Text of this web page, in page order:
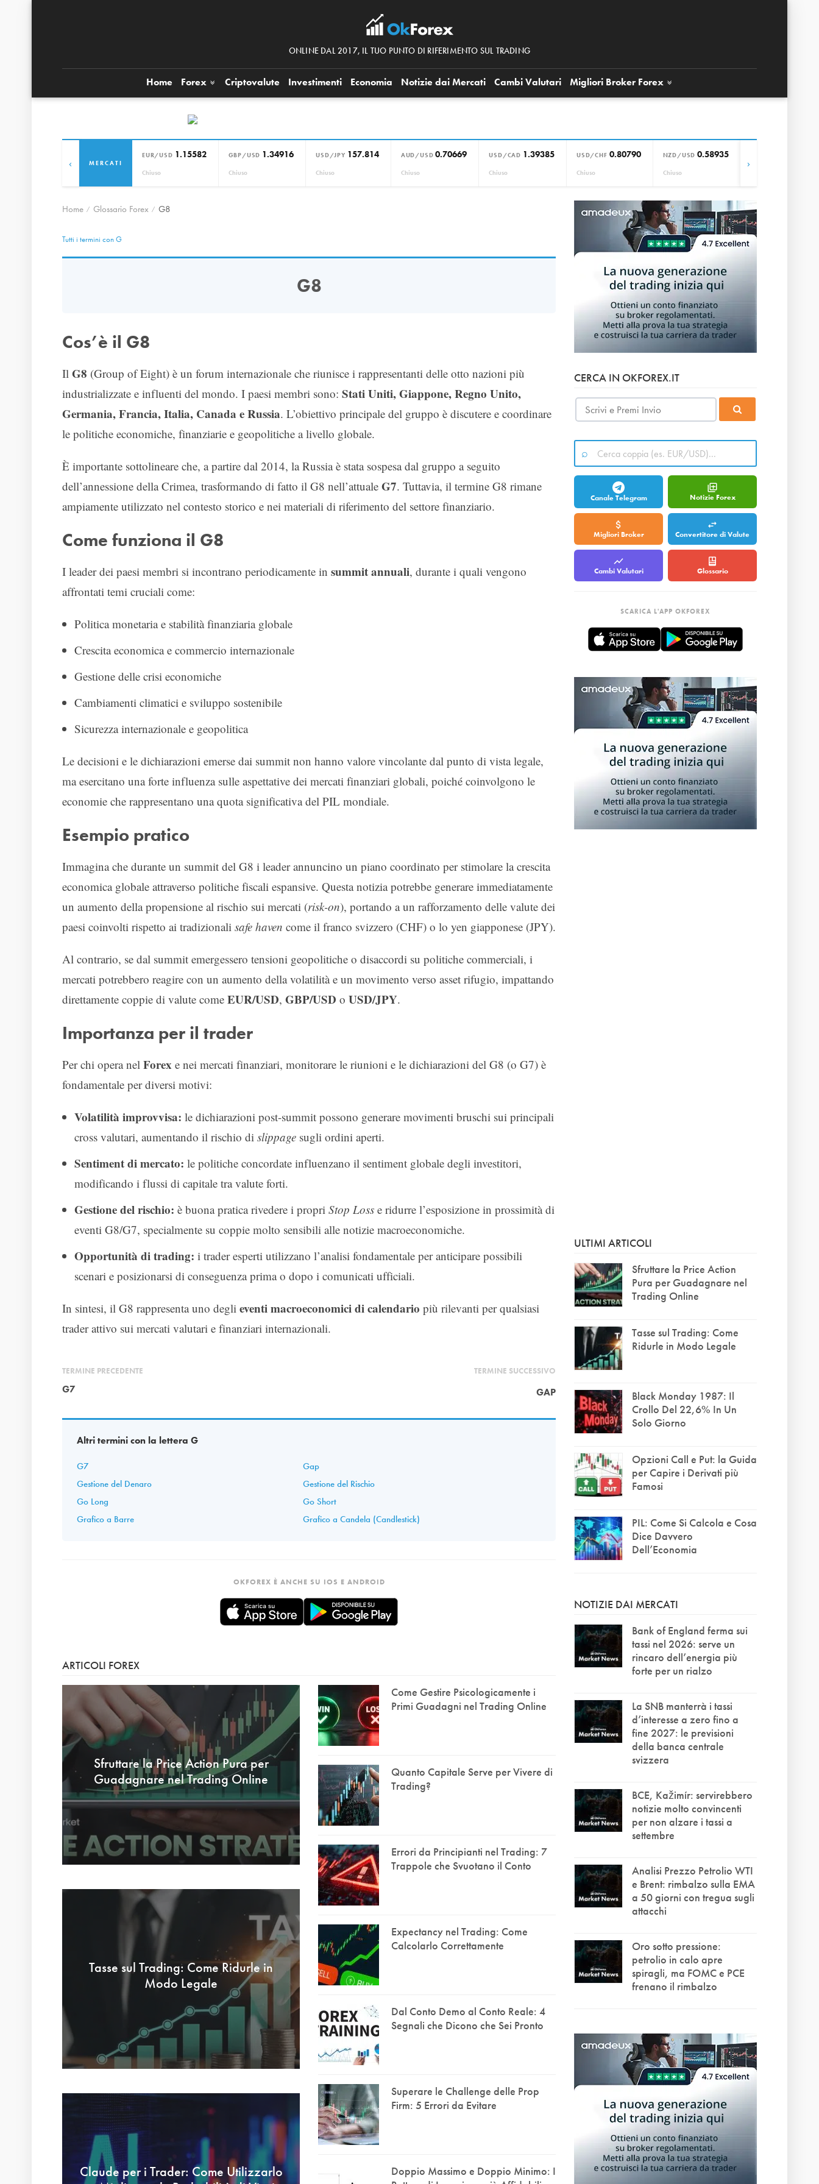
ONLINE DAL 2017, IL TUO PUNTO DI RIFERIMENTO SUL TRADING
Home Forex Criptovalute Investimenti Economia Notizie dai Mercati Cambi Valutari Migliori Broker Forex
MERCATI
EUR/USD 1.15582
Chiuso
GBP/USD 1.34916
Chiuso
USD/JPY 157.814
Chiuso
AUD/USD 0.70669
Chiuso
USD/CAD 1.39385
Chiuso
USD/CHF 0.80790
Chiuso
NZD/USD 0.58935
Chiuso
‹ ›
Home Glossario Forex G8
Tutti i termini con G
G8
Cos’è il G8
Il G8 (Group of Eight) è un forum internazionale che riunisce i rappresentanti delle otto nazioni più
industrializzate e influenti del mondo. I paesi membri sono: Stati Uniti, Giappone, Regno Unito,
Germania, Francia, Italia, Canada e Russia. L’obiettivo principale del gruppo è discutere e coordinare
le politiche economiche, finanziarie e geopolitiche a livello globale.
È importante sottolineare che, a partire dal 2014, la Russia è stata sospesa dal gruppo a seguito
dell’annessione della Crimea, trasformando di fatto il G8 nell’attuale G7. Tuttavia, il termine G8 rimane
ampiamente utilizzato nel contesto storico e nei materiali di riferimento del settore finanziario.
Come funziona il G8
I leader dei paesi membri si incontrano periodicamente in summit annuali, durante i quali vengono
affrontati temi cruciali come:
Politica monetaria e stabilità finanziaria globale
Crescita economica e commercio internazionale
Gestione delle crisi economiche
Cambiamenti climatici e sviluppo sostenibile
Sicurezza internazionale e geopolitica
Le decisioni e le dichiarazioni emerse dai summit non hanno valore vincolante dal punto di vista legale,
ma esercitano una forte influenza sulle aspettative dei mercati finanziari globali, poiché coinvolgono le
economie che rappresentano una quota significativa del PIL mondiale.
Esempio pratico
Immagina che durante un summit del G8 i leader annuncino un piano coordinato per stimolare la crescita
economica globale attraverso politiche fiscali espansive. Questa notizia potrebbe generare immediatamente
un aumento della propensione al rischio sui mercati (risk-on), portando a un rafforzamento delle valute dei
paesi coinvolti rispetto ai tradizionali safe haven come il franco svizzero (CHF) o lo yen giapponese (JPY).
Al contrario, se dal summit emergessero tensioni geopolitiche o disaccordi su politiche commerciali, i
mercati potrebbero reagire con un aumento della volatilità e un movimento verso asset rifugio, impattando
direttamente coppie di valute come EUR/USD, GBP/USD o USD/JPY.
Importanza per il trader
Per chi opera nel Forex e nei mercati finanziari, monitorare le riunioni e le dichiarazioni del G8 (o G7) è
fondamentale per diversi motivi:
Volatilità improvvisa: le dichiarazioni post-summit possono generare movimenti bruschi sui principali
cross valutari, aumentando il rischio di slippage sugli ordini aperti.
Sentiment di mercato: le politiche concordate influenzano il sentiment globale degli investitori,
modificando i flussi di capitale tra valute forti.
Gestione del rischio: è buona pratica rivedere i propri Stop Loss e ridurre l’esposizione in prossimità di
eventi G8/G7, specialmente su coppie molto sensibili alle notizie macroeconomiche.
Opportunità di trading: i trader esperti utilizzano l’analisi fondamentale per anticipare possibili
scenari e posizionarsi di conseguenza prima o dopo i comunicati ufficiali.
In sintesi, il G8 rappresenta uno degli eventi macroeconomici di calendario più rilevanti per qualsiasi
trader attivo sui mercati valutari e finanziari internazionali.
TERMINE PRECEDENTE
G7
TERMINE SUCCESSIVO
GAP
Altri termini con la lettera G
G7
Gap
Gestione del Denaro
Gestione del Rischio
Go Long
Go Short
Grafico a Barre
Grafico a Candela (Candlestick)
OKFOREX È ANCHE SU IOS E ANDROID
ARTICOLI FOREX
Sfruttare la Price Action Pura per
Guadagnare nel Trading Online
Tasse sul Trading: Come Ridurle in
Modo Legale
Claude per i Trader: Come Utilizzarlo
Come Gestire Psicologicamente i
Primi Guadagni nel Trading Online
Quanto Capitale Serve per Vivere di
Trading?
Errori da Principianti nel Trading: 7
Trappole che Svuotano il Conto
Expectancy nel Trading: Come
Calcolarlo Correttamente
Dal Conto Demo al Conto Reale: 4
Segnali che Dicono che Sei Pronto
Superare le Challenge delle Prop
Firm: 5 Errori da Evitare
Doppio Massimo e Doppio Minimo: I
CERCA IN OKFOREX.IT
Canale Telegram Notizie Forex
Migliori Broker Convertitore di Valute
Cambi Valutari Glossario
SCARICA L'APP OKFOREX
ULTIMI ARTICOLI
Sfruttare la Price Action
Pura per Guadagnare nel
Trading Online
Tasse sul Trading: Come
Ridurle in Modo Legale
Black Monday 1987: Il
Crollo Del 22,6% In Un
Solo Giorno
Opzioni Call e Put: la Guida
per Capire i Derivati più
Famosi
PIL: Come Si Calcola e Cosa
Dice Davvero
Dell’Economia
NOTIZIE DAI MERCATI
Bank of England ferma sui
tassi nel 2026: serve un
rincaro dell’energia più
forte per un rialzo
La SNB manterrà i tassi
d’interesse a zero fino a
fine 2027: le previsioni
della banca centrale
svizzera
BCE, Kažimír: servirebbero
notizie molto convincenti
per non alzare i tassi a
settembre
Analisi Prezzo Petrolio WTI
e Brent: rimbalzo sulla EMA
a 50 giorni con tregua sugli
attacchi
Oro sotto pressione:
petrolio in calo apre
spiragli, ma FOMC e PCE
frenano il rimbalzo